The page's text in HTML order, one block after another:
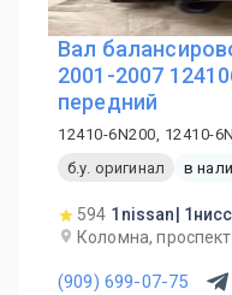
Вал
2001-2007
передний
12410-6N200, 12410-
б.у. оригинал
в
594 1nissan|
Коломна,
(909) 699-07-75